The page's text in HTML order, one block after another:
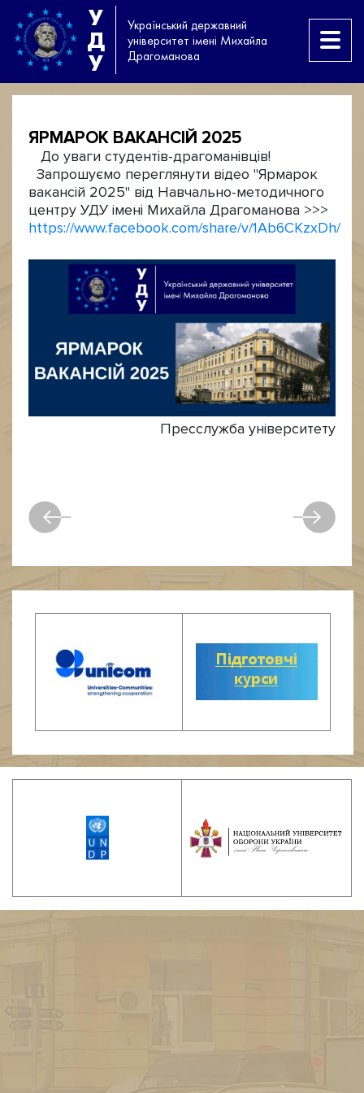
У
Д
У
Український державний
університет імені Михайла
Драгоманова
ЯРМАРОК ВАКАНСІЙ 2025
До уваги студентів-драгоманівців!
Запрошуємо переглянути відео "Ярмарок
вакансій 2025" від Навчально-методичного
центру УДУ імені Михайла Драгоманова >>>
https://www.facebook.com/share/v/1Ab6CKzxDh/
Пресслужба університету